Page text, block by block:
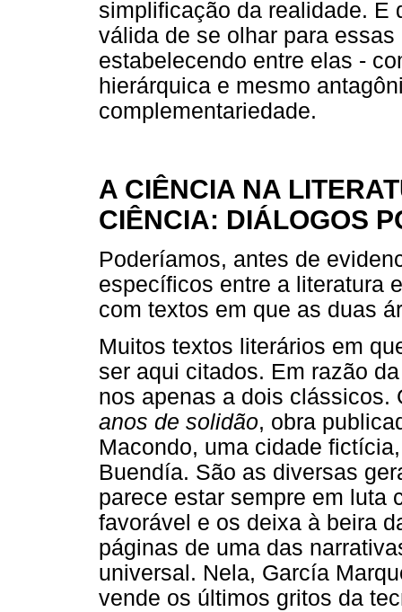
simplificação da realidade. E
válida de se olhar para
estabelecendo entre elas -
hierárquica e mesmo
complementariedade.
A CIÊNCIA NA
CIÊNCIA: DIÁLOGOS
Poderíamos, antes de
específicos entre a literatura
com textos em que as duas
Muitos textos literários em
ser aqui citados. Em razão
nos apenas a dois
anos de solidão, obra
Macondo, uma cidade
Buendía. São as diversas
parece estar sempre em luta
favorável e os deixa à beira
páginas de uma das
universal. Nela, García
vende os últimos gritos da